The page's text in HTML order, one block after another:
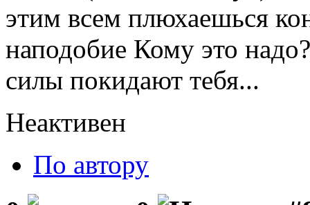
этим всем плюхаешься
наподобие Кому это
силы покидают тебя...
Неактивен
По автору